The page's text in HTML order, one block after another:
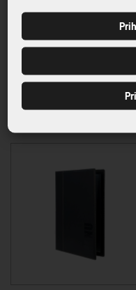
ETUI ZA JELOVNIK PLUTO